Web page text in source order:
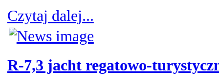
Czytaj dalej...
R-7,3 jacht regatowo-